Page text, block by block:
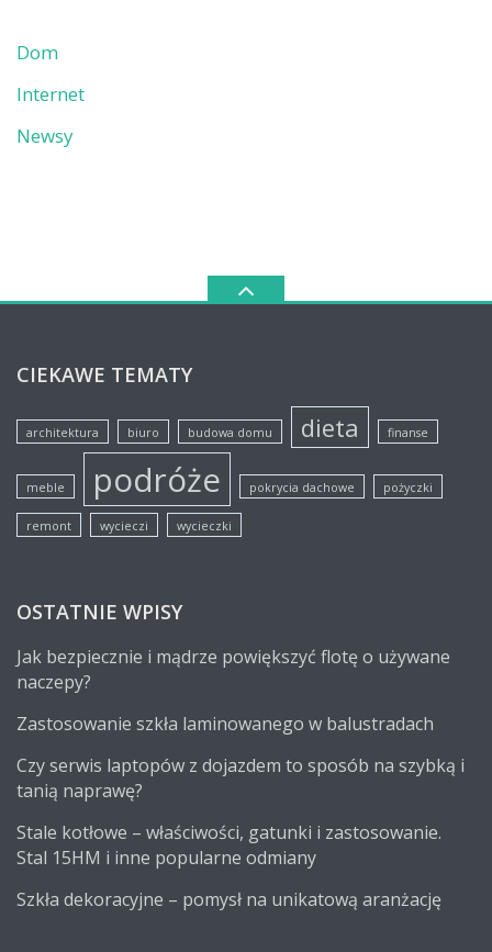
Dom
Internet
Newsy
CIEKAWE TEMATY
architektura biuro budowa domu dieta finanse
meble podróże pokrycia dachowe pożyczki
remont wycieczi wycieczki
OSTATNIE WPISY
Jak bezpiecznie i mądrze powiększyć flotę o używane
naczepy?
Zastosowanie szkła laminowanego w balustradach
Czy serwis laptopów z dojazdem to sposób na szybką i
tanią naprawę?
Stale kotłowe – właściwości, gatunki i zastosowanie.
Stal 15HM i inne popularne odmiany
Szkła dekoracyjne – pomysł na unikatową aranżację